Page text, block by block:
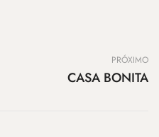
PRÓXIMO
CASA BONITA